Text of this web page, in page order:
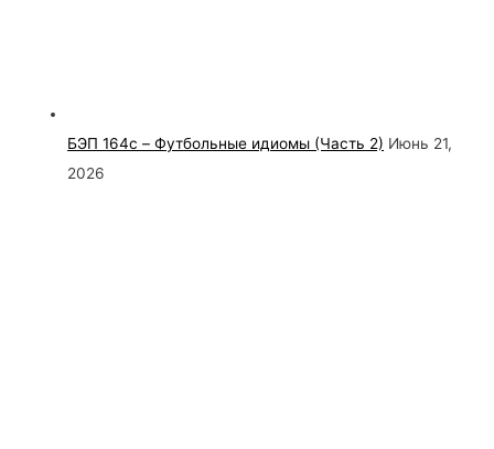
БЭП 164c – Футбольные идиомы (Часть 2) Июнь 21,
2026